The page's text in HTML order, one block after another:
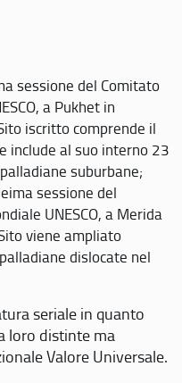
sessione del Comitato
a Pukhet in
iscritto comprende il
include al suo interno 23
suburbane;
sessione del
UNESCO, a Merida
viene ampliato
dislocate nel
seriale in quanto
loro distinte ma
Valore Universale.